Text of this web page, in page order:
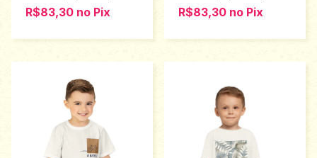
R$83,30 no Pix R$83,30 no Pix